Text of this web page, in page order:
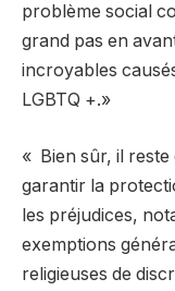
problème social
grand pas en
incroyables
LGBTQ +.»
« Bien sûr, il
garantir la
les préjudices,
exemptions
religieuses de